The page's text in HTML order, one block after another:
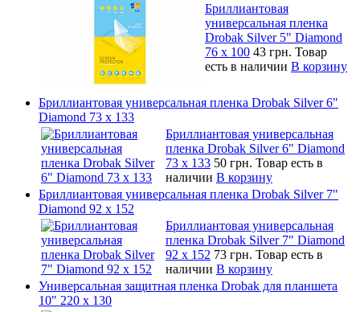
Бриллиантовая
универсальная пленка
Drobak Silver 5" Diamond
76 х 100 43 грн. Товар
есть в наличии В корзину
Бриллиантовая универсальная пленка Drobak Silver 6"
Diamond 73 х 133
Бриллиантовая универсальная
пленка Drobak Silver 6" Diamond
73 х 133 50 грн. Товар есть в
наличии В корзину
Бриллиантовая универсальная пленка Drobak Silver 7"
Diamond 92 х 152
Бриллиантовая универсальная
пленка Drobak Silver 7" Diamond
92 х 152 73 грн. Товар есть в
наличии В корзину
Универсальная защитная пленка Drobak для планшета
10" 220 x 130